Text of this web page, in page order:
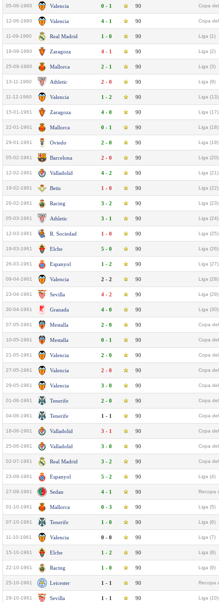
05-06-1960 Valencia 0 - 1 90 Copa
12-06-1960 Valencia 4 - 1 90 Copa
11-09-1960 Real Madrid 1 - 0 90 Liga (1)
18-09-1960 Zaragoza 4 - 1 90 Liga (2)
25-09-1960 Mallorca 2 - 1 90 Liga (3)
13-11-1960 Athletic 2 - 0 90 Liga (9)
11-12-1960 Valencia 1 - 2 90 Liga (13)
15-01-1961 Zaragoza 4 - 0 90 Liga (17)
22-01-1961 Mallorca 0 - 1 90 Liga (18)
29-01-1961 Oviedo 2 - 0 90 Liga (19)
05-02-1961 Barcelona 2 - 0 90 Liga (20)
12-02-1961 Valladolid 4 - 2 90 Liga (21)
19-02-1961 Betis 1 - 0 90 Liga (22)
26-02-1961 Racing 3 - 2 90 Liga (23)
05-03-1961 Athletic 3 - 1 90 Liga (24)
12-03-1961 R. Sociedad 1 - 0 90 Liga (25)
19-03-1961 Elche 5 - 0 90 Liga (26)
26-03-1961 Espanyol 1 - 2 90 Liga (27)
09-04-1961 Valencia 2 - 2 90 Liga (28)
23-04-1961 Sevilla 4 - 2 90 Liga (29)
30-04-1961 Granada 4 - 0 90 Liga (30)
07-05-1961 Mestalla 2 - 0 90 Copa
10-05-1961 Mestalla 0 - 1 90 Copa
21-05-1961 Valencia 2 - 0 90 Copa
27-05-1961 Valencia 2 - 0 90 Copa
29-05-1961 Valencia 3 - 0 90 Copa
01-06-1961 Tenerife 2 - 0 90 Copa
04-06-1961 Tenerife 1 - 1 90 Copa
18-06-1961 Valladolid 3 - 1 90 Copa
25-06-1961 Valladolid 3 - 0 90 Copa
02-07-1961 Real Madrid 3 - 2 90 Copa
23-09-1961 Espanyol 5 - 2 90 Liga (4)
27-09-1961 Sedan 4 - 1 90 Recopa
01-10-1961 Mallorca 0 - 3 90 Liga (5)
07-10-1961 Tenerife 1 - 0 90 Liga (6)
11-10-1961 Valencia 0 - 0 90 Liga (7)
15-10-1961 Elche 1 - 2 90 Liga (8)
22-10-1961 Racing 1 - 0 90 Liga (9)
25-10-1961 Leicester 1 - 1 90 Recopa
29-10-1961 Sevilla 1 - 1 90 Liga (10)